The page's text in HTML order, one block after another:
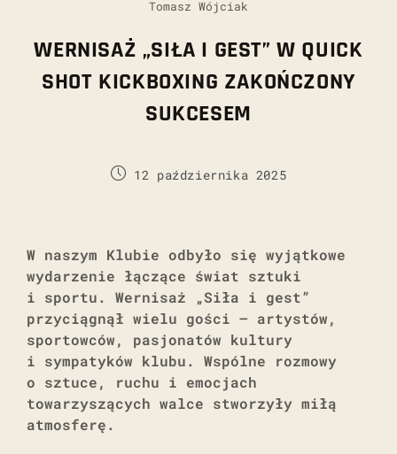
Tomasz Wójciak
WERNISAŻ „SIŁA I GEST” W QUICK
SHOT KICKBOXING ZAKOŃCZONY
SUKCESEM
12 października 2025
W naszym Klubie odbyło się wyjątkowe
wydarzenie łączące świat sztuki
i sportu. Wernisaż „Siła i gest”
przyciągnął wielu gości – artystów,
sportowców, pasjonatów kultury
i sympatyków klubu. Wspólne rozmowy
o sztuce, ruchu i emocjach
towarzyszących walce stworzyły miłą
atmosferę.